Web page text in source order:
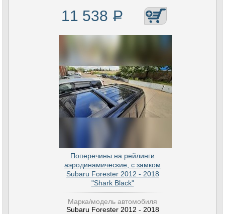
11 538 Р
Поперечины на рейлинги
аэродинамические, с замком
Subaru Forester 2012 - 2018
"Shark Black"
Марка/модель автомобиля
Subaru Forester 2012 - 2018